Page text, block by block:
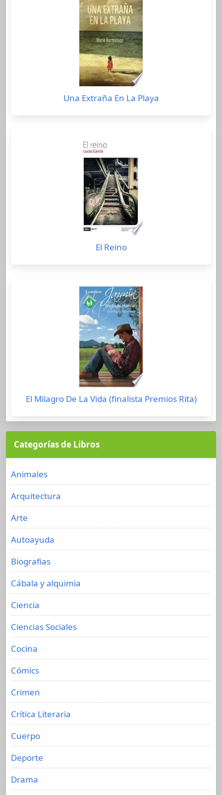
Una Extraña En La Playa
El Reino
El Milagro De La Vida (finalista Premios Rita)
Categorías de Libros
Animales
Arquitectura
Arte
Autoayuda
Biografias
Cábala y alquimia
Ciencia
Ciencias Sociales
Cocina
Cómics
Crimen
Crítica Literaria
Cuerpo
Deporte
Drama